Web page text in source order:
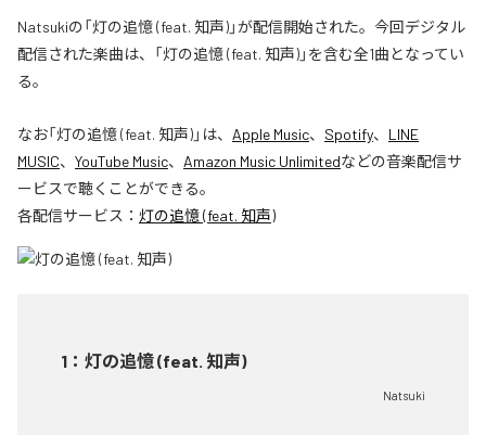
Natsukiの「灯の追憶 (feat. 知声)」が配信開始された。今回デジタル
配信された楽曲は、「灯の追憶 (feat. 知声)」を含む全1曲となってい
る。
なお「灯の追憶 (feat. 知声)」は、 Apple Music、 Spotify、 LINE
MUSIC、 YouTube Music、 Amazon Music Unlimitedなどの音楽配信サ
ービスで聴くことができる。
各配信サービス： 灯の追憶 (feat. 知声)
1 ： 灯の追憶 (feat. 知声)
Natsuki